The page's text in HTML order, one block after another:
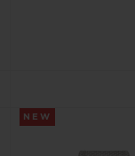
NEW